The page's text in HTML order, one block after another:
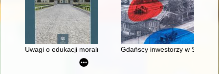
Uwagi o edukacji moralnej synów szlacheckich w XVI-
Gdańscy inwestorzy w